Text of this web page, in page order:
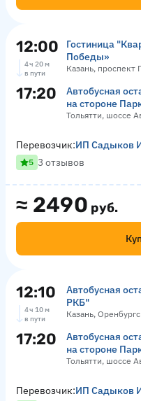
12:00
Гостиница
Победы»
Казань, проспект
4 ч 20 м
в пути
17:20
Автобусная
на стороне
Тольятти, шоссе
≈ 2490 руб.
Перевозчик:ИП Садыков
5 3 отзывов
12:10
Автобусная
РКБ"
Казань,
4 ч 10 м
в пути
17:20
Автобусная
на стороне
Тольятти, шоссе
Перевозчик:ИП Садыков